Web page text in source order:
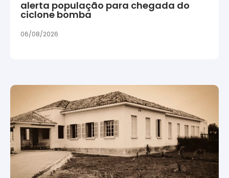
alerta população para chegada do
ciclone bomba
06/08/2026